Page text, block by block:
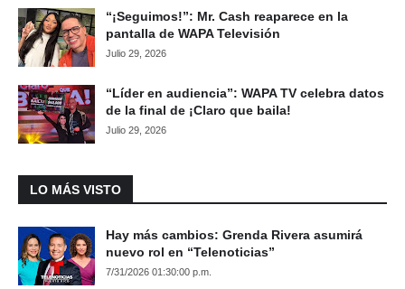
“¡Seguimos!”: Mr. Cash reaparece en la
pantalla de WAPA Televisión
Julio 29, 2026
“Líder en audiencia”: WAPA TV celebra datos
de la final de ¡Claro que baila!
Julio 29, 2026
LO MÁS VISTO
Hay más cambios: Grenda Rivera asumirá
nuevo rol en “Telenoticias”
7/31/2026 01:30:00 p.m.